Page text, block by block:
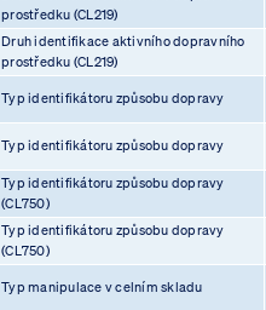
prostředku (CL219)
Druh identifikace aktivního dopravního
prostředku (CL219)
Typ identifikátoru způsobu dopravy
Typ identifikátoru způsobu dopravy
Typ identifikátoru způsobu dopravy
(CL750)
Typ identifikátoru způsobu dopravy
(CL750)
Typ manipulace v celním skladu